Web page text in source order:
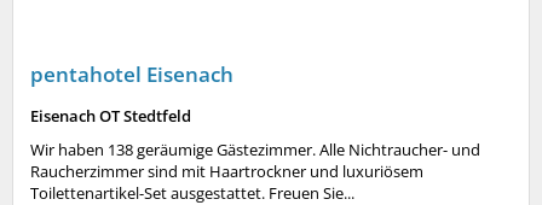
pentahotel Eisenach
Eisenach OT Stedtfeld
Wir haben 138 geräumige Gästezimmer. Alle Nichtraucher- und
Raucherzimmer sind mit Haartrockner und luxuriösem
Toilettenartikel-Set ausgestattet. Freuen Sie...